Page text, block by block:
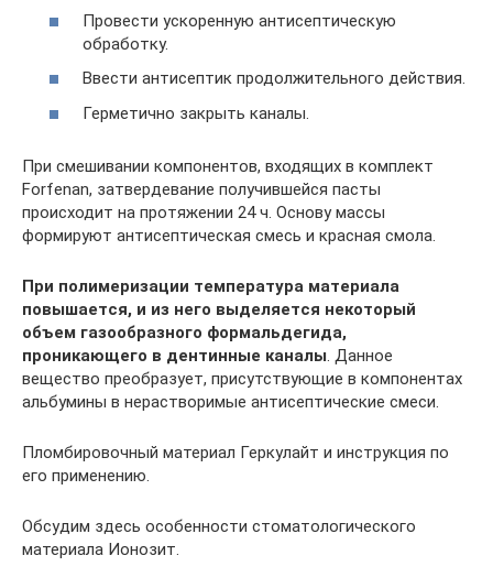
Провести ускоренную антисептическую
обработку.
Ввести антисептик продолжительного действия.
Герметично закрыть каналы.
При смешивании компонентов, входящих в комплект
Forfenan, затвердевание получившейся пасты
происходит на протяжении 24 ч. Основу массы
формируют антисептическая смесь и красная смола.
При полимеризации температура материала
повышается, и из него выделяется некоторый
объем газообразного формальдегида,
проникающего в дентинные каналы . Данное
вещество преобразует, присутствующие в компонентах
альбумины в нерастворимые антисептические смеси.
Пломбировочный материал Геркулайт и инструкция по
его применению.
Обсудим здесь особенности стоматологического
материала Ионозит.